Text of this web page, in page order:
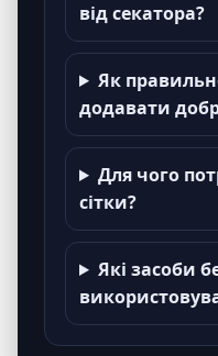
від секатора?
Як
додавати
Для чого
сітки?
Які засоби